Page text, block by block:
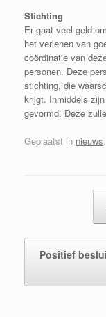
Stichting
Er gaat veel geld
het verlenen van
coördinatie van
personen. Deze
stichting, die
krijgt. Inmiddels
gevormd. Deze
Geplaatst in nieuws.
Positief